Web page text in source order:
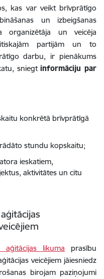
kas var veikt brīvprātīgo
un izbeigšanas
organizētāja un veicēja
partijām un to
darbu, ir pienākums
sniegtinformāciju par
konkrētā brīvprātīgā
stundu kopskaitu;
ieskatiem,
aktivitātes un citu
aģitācijas
aģitācijas likuma prasību
veicējiem jāiesniedz
birojam paziņojumi